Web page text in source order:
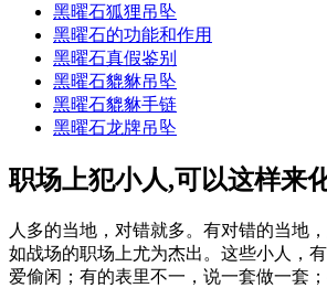
黑曜石狐狸吊坠
黑曜石的功能和作用
黑曜石真假鉴别
黑曜石貔貅吊坠
黑曜石貔貅手链
黑曜石龙牌吊坠
职场上犯小人,可以这样来
人多的当地，对错就多。有对错的当地
如战场的职场上尤为杰出。这些小人，
爱偷闲；有的表里不一，说一套做一套